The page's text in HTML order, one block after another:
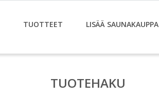
TUOTTEET LISÄÄ SAUNAKAUPPA
TUOTEHAKU